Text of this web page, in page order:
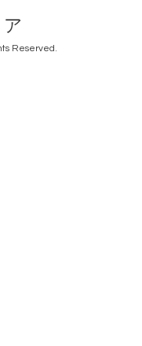
Reserved.